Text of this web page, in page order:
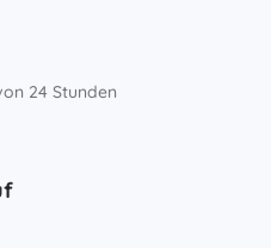
24 Stunden